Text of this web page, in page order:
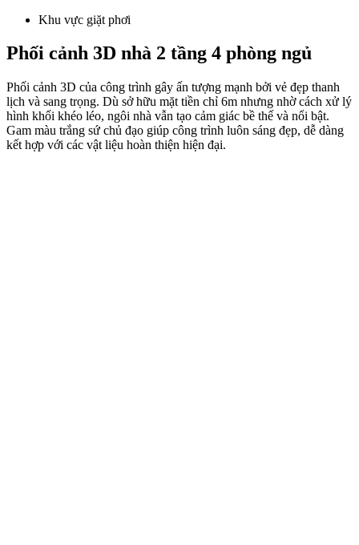
Khu vực giặt phơi
Phối cảnh 3D nhà 2 tầng 4 phòng ngủ
Phối cảnh 3D của công trình gây ấn tượng mạnh bởi vẻ đẹp thanh
lịch và sang trọng. Dù sở hữu mặt tiền chỉ 6m nhưng nhờ cách xử lý
hình khối khéo léo, ngôi nhà vẫn tạo cảm giác bề thế và nổi bật.
Gam màu trắng sứ chủ đạo giúp công trình luôn sáng đẹp, dễ dàng
kết hợp với các vật liệu hoàn thiện hiện đại.